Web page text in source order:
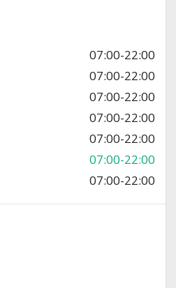
07:00-22:00
07:00-22:00
07:00-22:00
07:00-22:00
07:00-22:00
07:00-22:00
07:00-22:00